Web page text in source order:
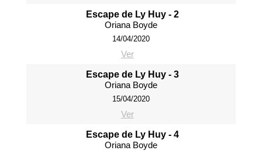
Escape de Ly Huy - 2
Oriana Boyde
14/04/2020
Ver
Escape de Ly Huy - 3
Oriana Boyde
15/04/2020
Ver
Escape de Ly Huy - 4
Oriana Boyde